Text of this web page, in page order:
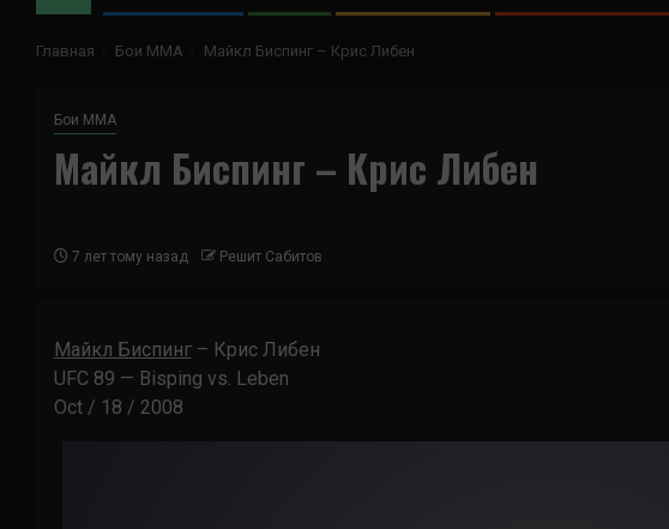
Главная Бои ММА Майкл Биспинг – Крис Либен
Бои ММА
Майкл Биспинг – Крис Либен
7 лет тому назад Решит Сабитов
Майкл Биспинг– Крис Либен
UFC 89 — Bisping vs. Leben
Oct / 18 / 2008